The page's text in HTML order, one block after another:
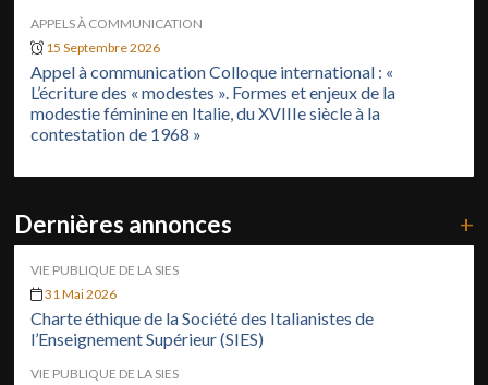
APPELS À COMMUNICATION
15 Septembre 2026
Appel à communication Colloque international : «
L’écriture des « modestes ». Formes et enjeux de la
modestie féminine en Italie, du XVIIIe siècle à la
contestation de 1968 »
Dernières annonces +
VIE PUBLIQUE DE LA SIES
31 Mai 2026
Charte éthique de la Société des Italianistes de
l’Enseignement Supérieur (SIES)
VIE PUBLIQUE DE LA SIES